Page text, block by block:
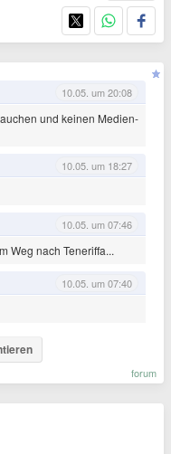
10.05. um 20:08
und keinen Medien-
10.05. um 18:27
10.05. um 07:46
Weg nach Teneriffa...
10.05. um 07:40
forum